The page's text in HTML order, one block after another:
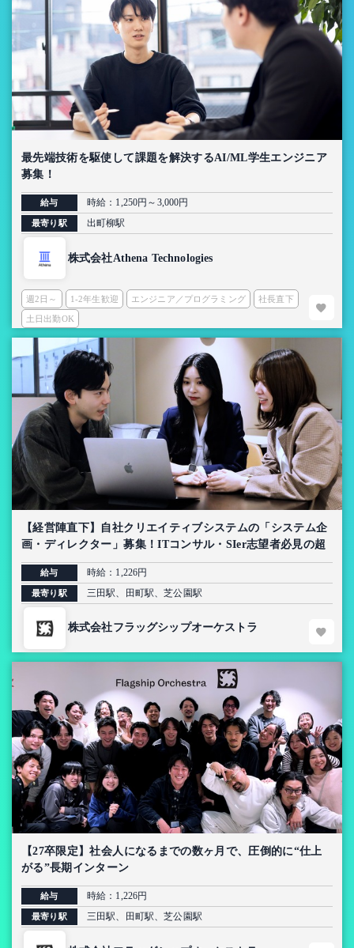
最先端技術を駆使して課題を解決するAI/ML学生エンジニア
募集！
給与 時給：1,250円～3,000円
最寄り駅 出町柳駅
株式会社Athena Technologies
週2日～ 1-2年生歓迎 エンジニア／プログラミング 社長直下
土日出勤OK
【経営陣直下】自社クリエイティブシステムの「システム企
画・ディレクター」募集！ITコンサル・SIer志望者必見の超
上流インターン【AI導入プロジェクト】
給与 時給：1,226円
最寄り駅 三田駅、田町駅、芝公園駅
株式会社フラッグシップオーケストラ
【27卒限定】社会人になるまでの数ヶ月で、圧倒的に“仕上
がる”長期インターン
給与 時給：1,226円
最寄り駅 三田駅、田町駅、芝公園駅